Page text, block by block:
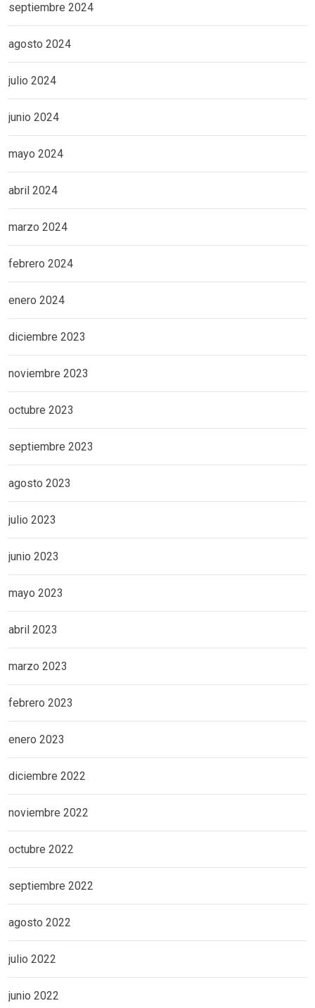
septiembre 2024
agosto 2024
julio 2024
junio 2024
mayo 2024
abril 2024
marzo 2024
febrero 2024
enero 2024
diciembre 2023
noviembre 2023
octubre 2023
septiembre 2023
agosto 2023
julio 2023
junio 2023
mayo 2023
abril 2023
marzo 2023
febrero 2023
enero 2023
diciembre 2022
noviembre 2022
octubre 2022
septiembre 2022
agosto 2022
julio 2022
junio 2022